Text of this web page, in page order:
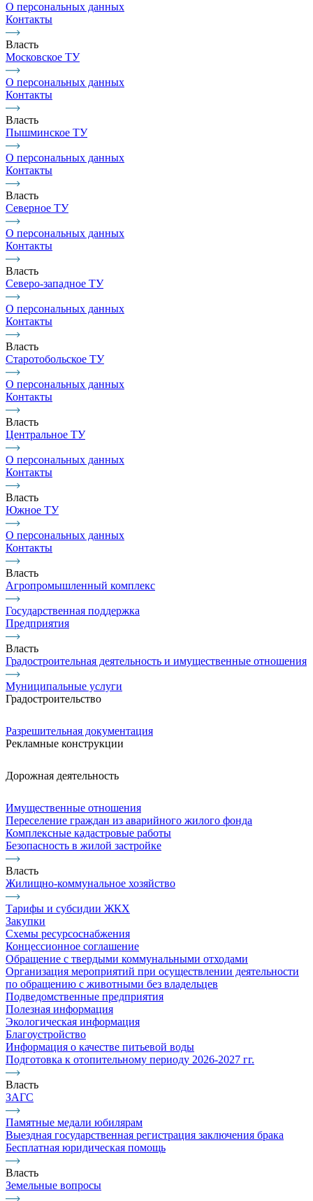
О персональных данных
Контакты
Власть
Московское ТУ
О персональных данных
Контакты
Власть
Пышминское ТУ
О персональных данных
Контакты
Власть
Северное ТУ
О персональных данных
Контакты
Власть
Северо-западное ТУ
О персональных данных
Контакты
Власть
Старотобольское ТУ
О персональных данных
Контакты
Власть
Центральное ТУ
О персональных данных
Контакты
Власть
Южное ТУ
О персональных данных
Контакты
Власть
Агропромышленный комплекс
Государственная поддержка
Предприятия
Власть
Градостроительная деятельность и имущественные отношения
Муниципальные услуги
Градостроительство
Разрешительная документация
Рекламные конструкции
Дорожная деятельность
Имущественные отношения
Переселение граждан из аварийного жилого фонда
Комплексные кадастровые работы
Безопасность в жилой застройке
Власть
Жилищно-коммунальное хозяйство
Тарифы и субсидии ЖКХ
Закупки
Схемы ресурсоснабжения
Концессионное соглашение
Обращение с твердыми коммунальными отходами
Организация мероприятий при осуществлении деятельности
по обращению с животными без владельцев
Подведомственные предприятия
Полезная информация
Экологическая информация
Благоустройство
Информация о качестве питьевой воды
Подготовка к отопительному периоду 2026-2027 гг.
Власть
ЗАГС
Памятные медали юбилярам
Выездная государственная регистрация заключения брака
Бесплатная юридическая помощь
Власть
Земельные вопросы